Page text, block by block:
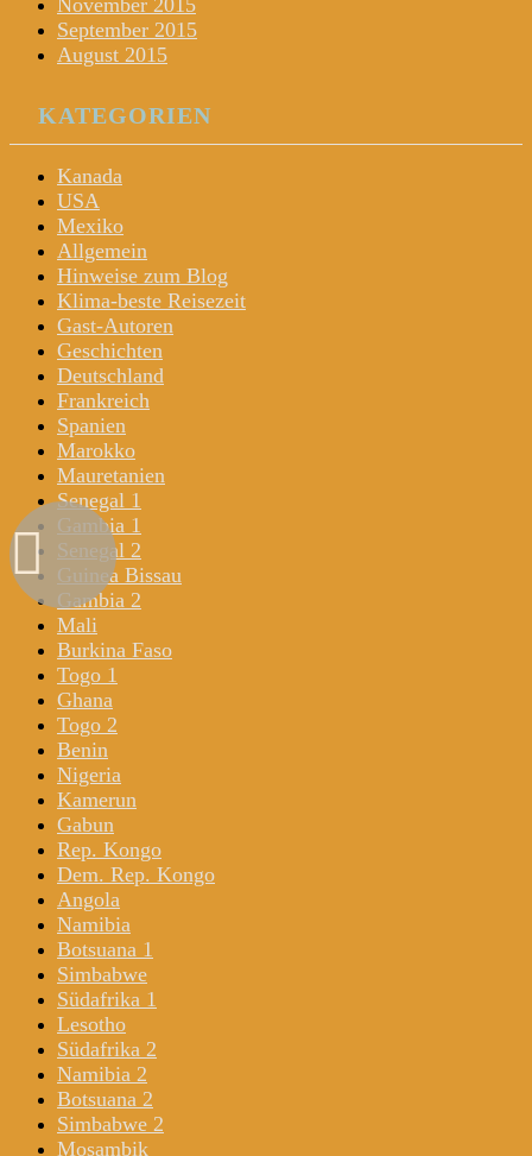
September 2015
August 2015
KATEGORIEN
Kanada
USA
Mexiko
Allgemein
Hinweise zum Blog
Klima-beste Reisezeit
Gast-Autoren
Geschichten
Deutschland
Frankreich
Spanien
Marokko
Mauretanien
Senegal 1
Gambia 1
Senegal 2
Guinea Bissau
Gambia 2
Mali
Burkina Faso
Togo 1
Ghana
Togo 2
Benin
Nigeria
Kamerun
Gabun
Rep. Kongo
Dem. Rep. Kongo
Angola
Namibia
Botsuana 1
Simbabwe
Südafrika 1
Lesotho
Südafrika 2
Namibia 2
Botsuana 2
Simbabwe 2
Mosambik